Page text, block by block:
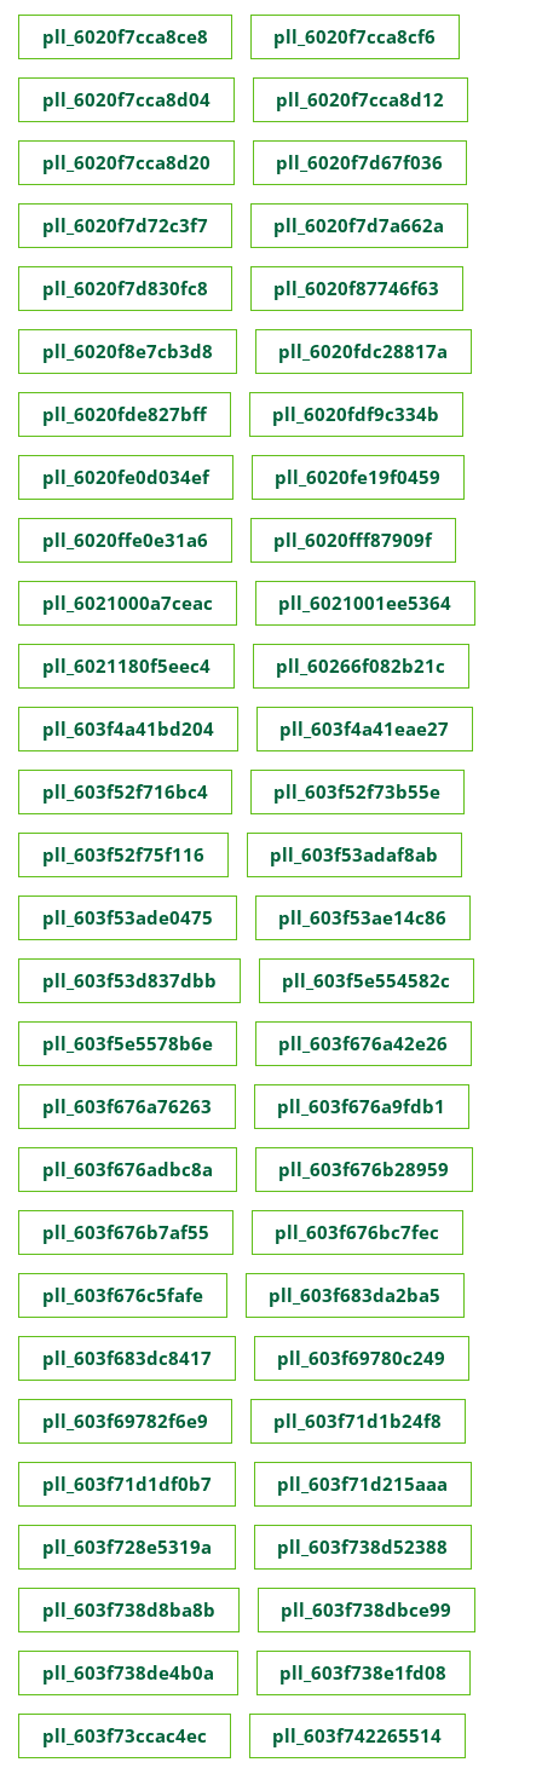
pll_6020f7cca8ce8 pll_6020f7cca8cf6
pll_6020f7cca8d04 pll_6020f7cca8d12
pll_6020f7cca8d20 pll_6020f7d67f036
pll_6020f7d72c3f7 pll_6020f7d7a662a
pll_6020f7d830fc8 pll_6020f87746f63
pll_6020f8e7cb3d8 pll_6020fdc28817a
pll_6020fde827bff pll_6020fdf9c334b
pll_6020fe0d034ef pll_6020fe19f0459
pll_6020ffe0e31a6 pll_6020fff87909f
pll_6021000a7ceac pll_6021001ee5364
pll_6021180f5eec4 pll_60266f082b21c
pll_603f4a41bd204 pll_603f4a41eae27
pll_603f52f716bc4 pll_603f52f73b55e
pll_603f52f75f116 pll_603f53adaf8ab
pll_603f53ade0475 pll_603f53ae14c86
pll_603f53d837dbb pll_603f5e554582c
pll_603f5e5578b6e pll_603f676a42e26
pll_603f676a76263 pll_603f676a9fdb1
pll_603f676adbc8a pll_603f676b28959
pll_603f676b7af55 pll_603f676bc7fec
pll_603f676c5fafe pll_603f683da2ba5
pll_603f683dc8417 pll_603f69780c249
pll_603f69782f6e9 pll_603f71d1b24f8
pll_603f71d1df0b7 pll_603f71d215aaa
pll_603f728e5319a pll_603f738d52388
pll_603f738d8ba8b pll_603f738dbce99
pll_603f738de4b0a pll_603f738e1fd08
pll_603f73ccac4ec pll_603f742265514